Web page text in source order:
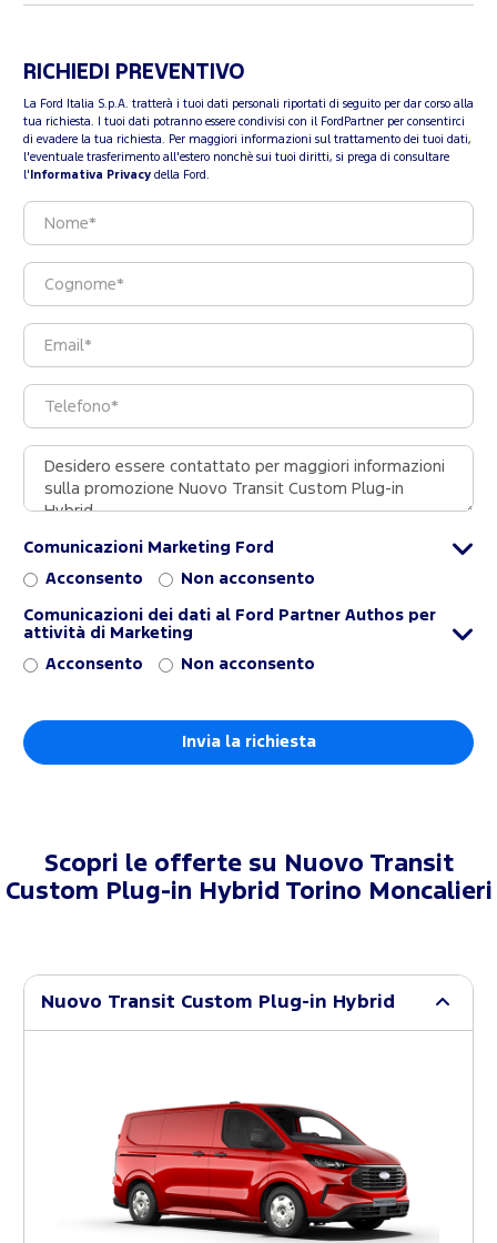
RICHIEDI PREVENTIVO
La Ford Italia S.p.A. tratterà i tuoi dati personali riportati di seguito per dar corso alla
tua richiesta. I tuoi dati potranno essere condivisi con il FordPartner per consentirci
di evadere la tua richiesta. Per maggiori informazioni sul trattamento dei tuoi dati,
l'eventuale trasferimento all'estero nonchè sui tuoi diritti, si prega di consultare
l' Informativa Privacy della Ford.
Comunicazioni Marketing Ford
Acconsento Non acconsento
Comunicazioni dei dati al Ford Partner Authos per
attività di Marketing
Acconsento Non acconsento
Scopri le offerte su
Nuovo Transit
Custom Plug-in Hybrid Torino Moncalieri
Nuovo Transit Custom Plug-in Hybrid